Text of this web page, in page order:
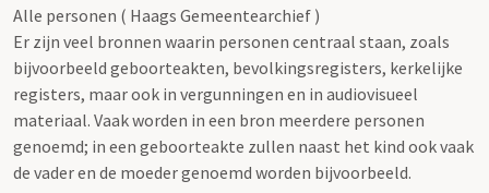
Alle personen ( Haags Gemeentearchief )
Er zijn veel bronnen waarin personen centraal staan, zoals
bijvoorbeeld geboorteakten, bevolkingsregisters, kerkelijke
registers, maar ook in vergunningen en in audiovisueel
materiaal. Vaak worden in een bron meerdere personen
genoemd; in een geboorteakte zullen naast het kind ook vaak
de vader en de moeder genoemd worden bijvoorbeeld.